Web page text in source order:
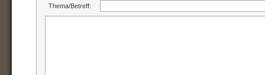
Thema/Betreff: